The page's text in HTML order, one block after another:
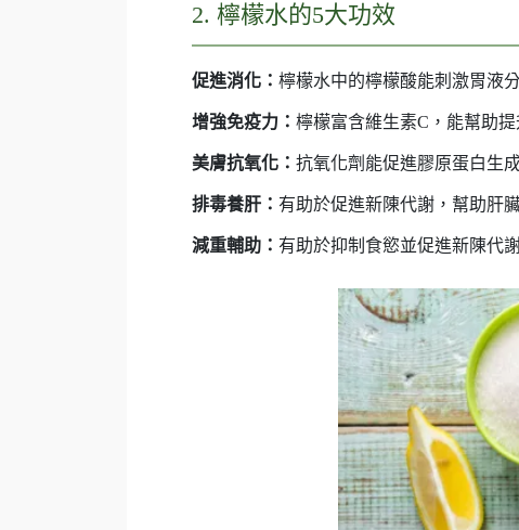
2. 檸檬水的5大功效
促進消化： 檸檬水中的檸檬酸能刺激胃液
增強免疫力： 檸檬富含維生素C，能幫助提
美膚抗氧化： 抗氧化劑能促進膠原蛋白生
排毒養肝： 有助於促進新陳代謝，幫助肝
減重輔助： 有助於抑制食慾並促進新陳代